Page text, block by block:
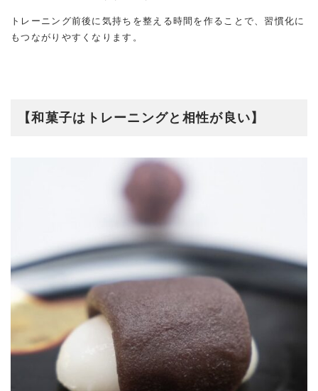
トレーニング前後に気持ちを整える時間を作ることで、習慣化に
もつながりやすくなります。
【和菓子はトレーニングと相性が良い】